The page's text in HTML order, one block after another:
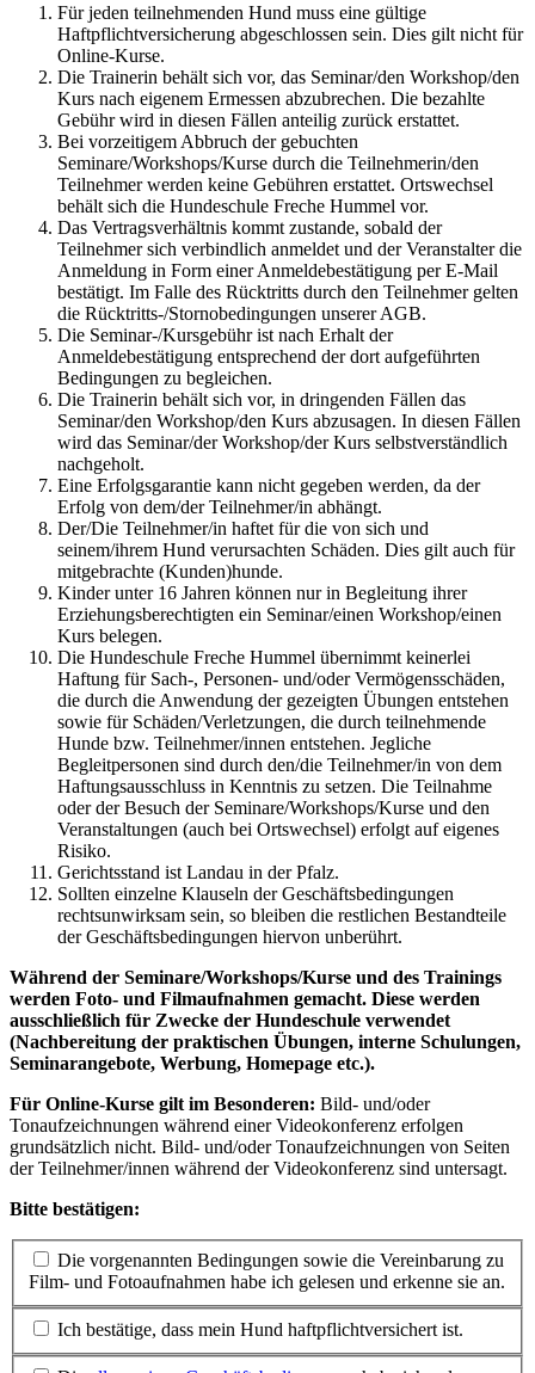
Für jeden teilnehmenden Hund muss eine gültige
Haftpflichtversicherung abgeschlossen sein. Dies gilt nicht für
Online-Kurse.
Die Trainerin behält sich vor, das Seminar/den Workshop/den
Kurs nach eigenem Ermessen abzubrechen. Die bezahlte
Gebühr wird in diesen Fällen anteilig zurück erstattet.
Bei vorzeitigem Abbruch der gebuchten
Seminare/Workshops/Kurse durch die Teilnehmerin/den
Teilnehmer werden keine Gebühren erstattet. Ortswechsel
behält sich die Hundeschule Freche Hummel vor.
Das Vertragsverhältnis kommt zustande, sobald der
Teilnehmer sich verbindlich anmeldet und der Veranstalter die
Anmeldung in Form einer Anmeldebestätigung per E-Mail
bestätigt. Im Falle des Rücktritts durch den Teilnehmer gelten
die Rücktritts-/Stornobedingungen unserer AGB.
Die Seminar-/Kursgebühr ist nach Erhalt der
Anmeldebestätigung entsprechend der dort aufgeführten
Bedingungen zu begleichen.
Die Trainerin behält sich vor, in dringenden Fällen das
Seminar/den Workshop/den Kurs abzusagen. In diesen Fällen
wird das Seminar/der Workshop/der Kurs selbstverständlich
nachgeholt.
Eine Erfolgsgarantie kann nicht gegeben werden, da der
Erfolg von dem/der Teilnehmer/in abhängt.
Der/Die Teilnehmer/in haftet für die von sich und
seinem/ihrem Hund verursachten Schäden. Dies gilt auch für
mitgebrachte (Kunden)hunde.
Kinder unter 16 Jahren können nur in Begleitung ihrer
Erziehungsberechtigten ein Seminar/einen Workshop/einen
Kurs belegen.
Die Hundeschule Freche Hummel übernimmt keinerlei
Haftung für Sach-, Personen- und/oder Vermögensschäden,
die durch die Anwendung der gezeigten Übungen entstehen
sowie für Schäden/Verletzungen, die durch teilnehmende
Hunde bzw. Teilnehmer/innen entstehen. Jegliche
Begleitpersonen sind durch den/die Teilnehmer/in von dem
Haftungsausschluss in Kenntnis zu setzen. Die Teilnahme
oder der Besuch der Seminare/Workshops/Kurse und den
Veranstaltungen (auch bei Ortswechsel) erfolgt auf eigenes
Risiko.
Gerichtsstand ist Landau in der Pfalz.
Sollten einzelne Klauseln der Geschäftsbedingungen
rechtsunwirksam sein, so bleiben die restlichen Bestandteile
der Geschäftsbedingungen hiervon unberührt.
Während der Seminare/Workshops/Kurse und des Trainings
werden Foto- und Filmaufnahmen gemacht. Diese werden
ausschließlich für Zwecke der Hundeschule verwendet
(Nachbereitung der praktischen Übungen, interne Schulungen,
Seminarangebote, Werbung, Homepage etc.).
Für Online-Kurse gilt im Besonderen: Bild- und/oder
Tonaufzeichnungen während einer Videokonferenz erfolgen
grundsätzlich nicht. Bild- und/oder Tonaufzeichnungen von Seiten
der Teilnehmer/innen während der Videokonferenz sind untersagt.
Bitte bestätigen:
Die vorgenannten Bedingungen sowie die Vereinbarung zu
Film- und Fotoaufnahmen habe ich gelesen und erkenne sie an.
Ich bestätige, dass mein Hund haftpflichtversichert ist.